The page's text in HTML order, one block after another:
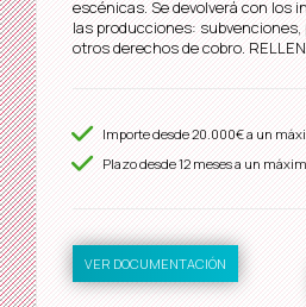
escénicas. Se devolverá con los
las producciones:
otros derechos de cobro.
Importe desde20.000€a un
Plazo desde12meses a un
VER DOCUMENTACIÓN